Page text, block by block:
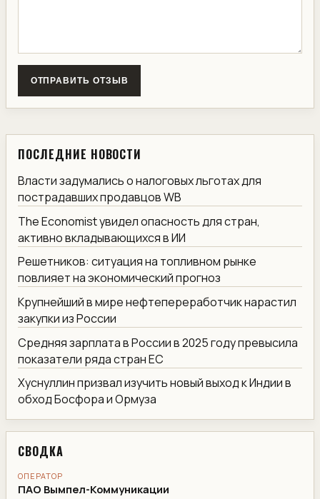
ОТПРАВИТЬ ОТЗЫВ
ПОСЛЕДНИЕ НОВОСТИ
Власти задумались о налоговых льготах для
пострадавших продавцов WB
The Economist увидел опасность для стран,
активно вкладывающихся в ИИ
Решетников: ситуация на топливном рынке
повлияет на экономический прогноз
Крупнейший в мире нефтепереработчик нарастил
закупки из России
Средняя зарплата в России в 2025 году превысила
показатели ряда стран ЕС
Хуснуллин призвал изучить новый выход к Индии в
обход Босфора и Ормуза
СВОДКА
ОПЕРАТОР
ПАО Вымпел-Коммуникации